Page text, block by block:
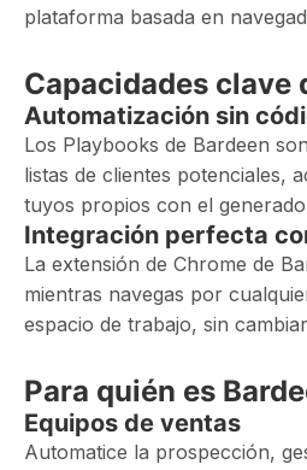
plataforma basada en
Capacidades clave
Automatización sin
Los Playbooks de Bardeen
listas de clientes potenciales,
tuyos propios con el
Integración perfecta
La extensión de Chrome de
mientras navegas por
espacio de trabajo, sin
Para quién es
Equipos de ventas
Automatice la prospección,